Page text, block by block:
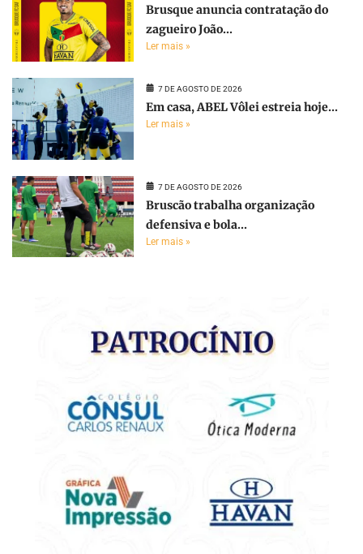
Brusque anuncia contratação do
zagueiro João...
Ler mais »
7 DE AGOSTO DE 2026
Em casa, ABEL Vôlei estreia hoje...
Ler mais »
7 DE AGOSTO DE 2026
Bruscão trabalha organização
defensiva e bola...
Ler mais »